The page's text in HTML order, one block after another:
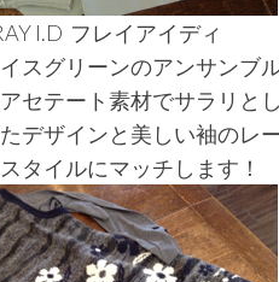
I.D フレイアイディ
スグリーンのアンサンブル
セテート素材でサラリと
デザインと美しい袖のレ
タイルにマッチします！